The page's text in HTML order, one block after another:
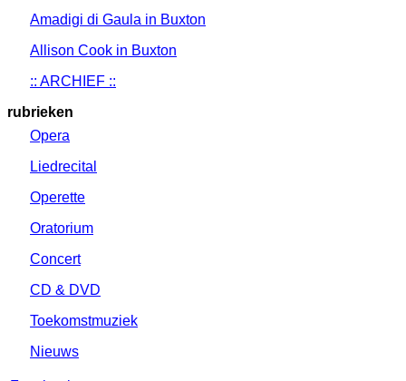
Amadigi di Gaula in Buxton
Allison Cook in Buxton
:: ARCHIEF ::
rubrieken
Opera
Liedrecital
Operette
Oratorium
Concert
CD & DVD
Toekomstmuziek
Nieuws